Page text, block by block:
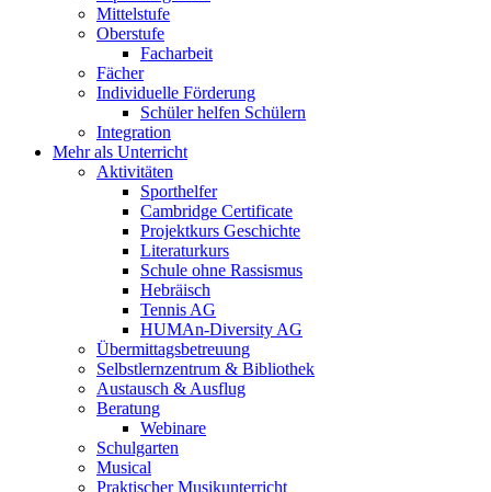
Mittelstufe
Oberstufe
Facharbeit
Fächer
Individuelle Förderung
Schüler helfen Schülern
Integration
Mehr als Unterricht
Aktivitäten
Sporthelfer
Cambridge Certificate
Projektkurs Geschichte
Literaturkurs
Schule ohne Rassismus
Hebräisch
Tennis AG
HUMAn-Diversity AG
Übermittagsbetreuung
Selbstlernzentrum & Bibliothek
Austausch & Ausflug
Beratung
Webinare
Schulgarten
Musical
Praktischer Musikunterricht